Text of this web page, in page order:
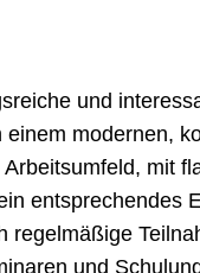
und
einem modernen,
mit
entsprechendes
regelmäßige
und